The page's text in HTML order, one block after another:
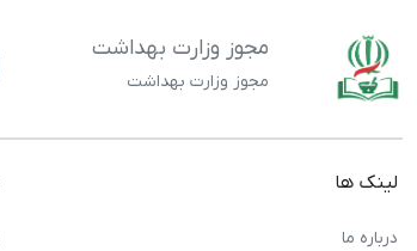
مجوز وزارت بهداشت
مجوز وزارت بهداشت
لینک ها
درباره ما